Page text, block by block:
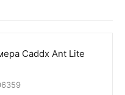
Caddx Ant Lite